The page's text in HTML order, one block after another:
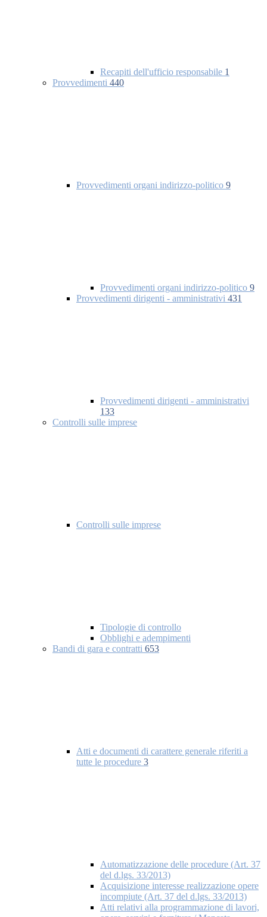
Recapiti dell'ufficio responsabile 1
Provvedimenti 440
Provvedimenti organi indirizzo-politico 9
Provvedimenti organi indirizzo-politico 9
Provvedimenti dirigenti - amministrativi 431
Provvedimenti dirigenti - amministrativi
133
Controlli sulle imprese
Controlli sulle imprese
Tipologie di controllo
Obblighi e adempimenti
Bandi di gara e contratti 653
Atti e documenti di carattere generale riferiti a
tutte le procedure 3
Automatizzazione delle procedure (Art. 37
del d.lgs. 33/2013)
Acquisizione interesse realizzazione opere
incompiute (Art. 37 del d.lgs. 33/2013)
Atti relativi alla programmazione di lavori,